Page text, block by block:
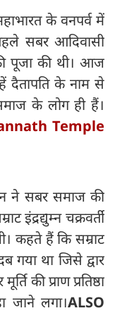
के वनपर्व में
सबर आदिवासी
पूजा की थी। आज
दैतापति के नाम से
के लोग ही हैं।
Temple
ने सबर समाज की
इंद्रद्युम्न चक्रवर्ती
कहते हैं कि सम्राट
गया था जिसे द्वार
की प्राण प्रतिष्ठा
जाने लगा।ALSO